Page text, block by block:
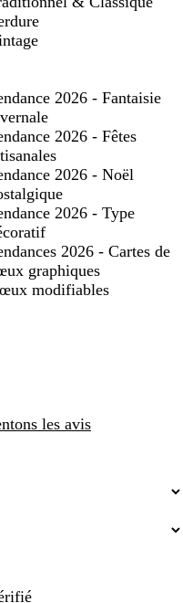
2026 - Fantaisie
2026 - Fêtes
2026 - Noël
2026 - Type
2026 - Cartes de
graphiques
modifiables
les avis